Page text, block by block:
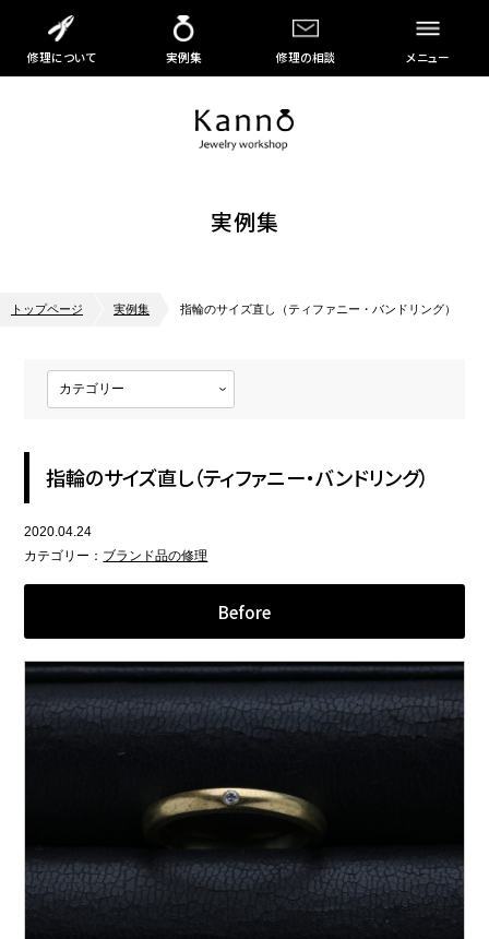
修理について 実例集 修理の相談 メニュー
実例集
トップページ 実例集 指輪のサイズ直し（ティファニー・バンドリング）
指輪のサイズ直し（ティファニー・バンドリング）
2020.04.24
カテゴリー： ブランド品の修理
Before